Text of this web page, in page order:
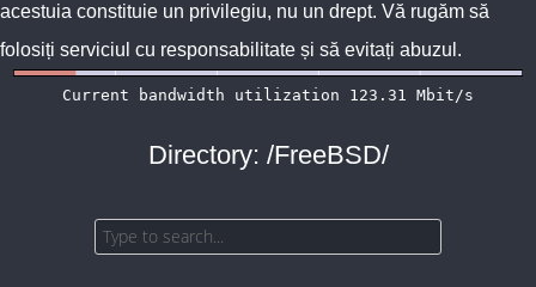
acestuia constituie un privilegiu, nu un drept. Vă rugăm să
folosiți serviciul cu responsabilitate și să evitați abuzul.
Directory: /FreeBSD/